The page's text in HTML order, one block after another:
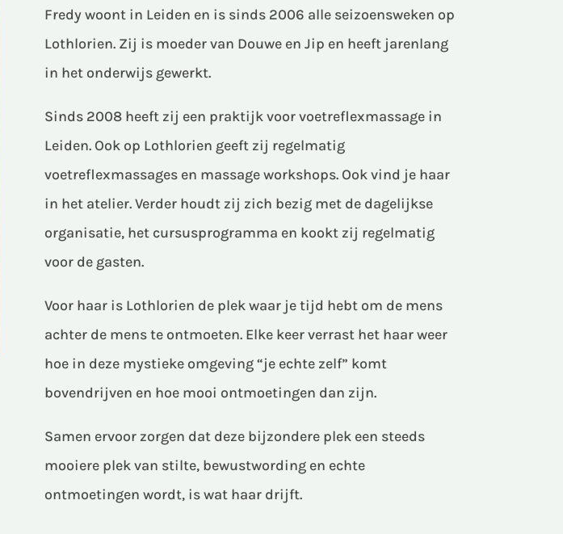
Fredy woont in Leiden en is sinds 2006 alle seizoensweken op
Lothlorien. Zij is moeder van Douwe en Jip en heeft jarenlang
in het onderwijs gewerkt.
Sinds 2008 heeft zij een praktijk voor voetreflexmassage in
Leiden. Ook op Lothlorien geeft zij regelmatig
voetreflexmassages en massage workshops. Ook vind je haar
in het atelier. Verder houdt zij zich bezig met de dagelijkse
organisatie, het cursusprogramma en kookt zij regelmatig
voor de gasten.
Voor haar is Lothlorien de plek waar je tijd hebt om de mens
achter de mens te ontmoeten. Elke keer verrast het haar weer
hoe in deze mystieke omgeving “je echte zelf” komt
bovendrijven en hoe mooi ontmoetingen dan zijn.
Samen ervoor zorgen dat deze bijzondere plek een steeds
mooiere plek van stilte, bewustwording en echte
ontmoetingen wordt, is wat haar drijft.